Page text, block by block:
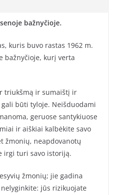
bažnyčioje.
kuris buvo rastas 1962 m.
bažnyčioje, kurį verta
triukšmą ir sumaištį ir
būti tyloje. Neišduodami
geruose santykiuose
ir aiškiai kalbėkite savo
žmonių, neapdovanotų
irgi turi savo istoriją.
žmonių; jie gadina
jūs rizikuojate